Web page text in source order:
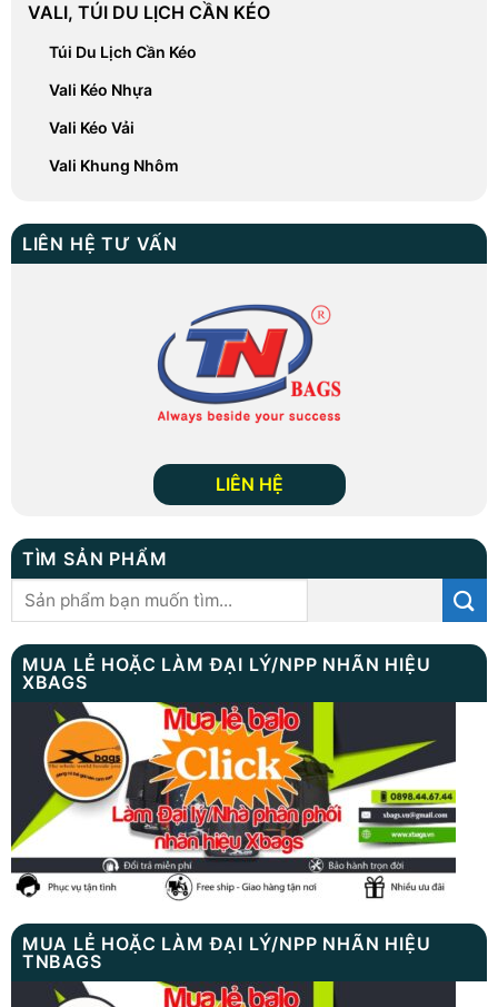
VALI, TÚI DU LỊCH CẦN KÉO
Túi Du Lịch Cần Kéo
Vali Kéo Nhựa
Vali Kéo Vải
Vali Khung Nhôm
LIÊN HỆ TƯ VẤN
LIÊN HỆ
TÌM SẢN PHẨM
Tìm
kiếm:
MUA LẺ HOẶC LÀM ĐẠI LÝ/NPP NHÃN HIỆU
XBAGS
MUA LẺ HOẶC LÀM ĐẠI LÝ/NPP NHÃN HIỆU
TNBAGS